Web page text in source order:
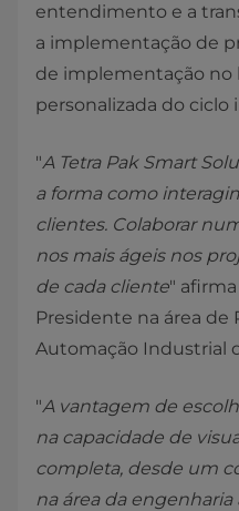
entendimento e a
a implementação de
de implementação no
personalizada do
"A Tetra Pak Smart
a forma como
clientes. Colaborar
nos mais ágeis nos
de cada cliente"
Presidente na área de
Automação Industrial
"A vantagem de
na capacidade de
completa, desde um
na área da